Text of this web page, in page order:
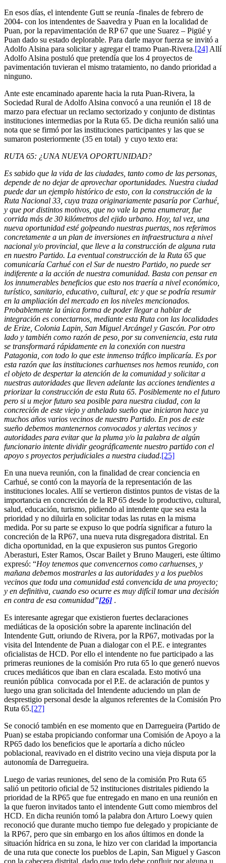
En esos días, el intendente Gutt se reunía -finales de febrero de
2004- con los intendentes de Saavedra y Puan en la localidad de
Puan, por la repavimentación de RP 67 que une Suarez – Pigüé y
Puan dado su estado deplorable. Para darle mayor fuerza se invitó a
Adolfo Alsina para solicitar y agregar el tramo Puan-Rivera.[24] Allí
Adolfo Alsina postuló que pretendía que los 4 proyectos de
pavimentación tuvieran el mismo tratamiento, no dando prioridad a
ninguno.
Ante este encaminado aparente hacia la ruta Puan-Rivera, la
Sociedad Rural de Adolfo Alsina convocó a una reunión el 18 de
marzo para efectuar un reclamo sectorizado y conjunto de distintas
instituciones intermedias por la Ruta 65. De dicha reunión salió una
nota que se firmó por las instituciones participantes y las que se
sumaron posteriormente (35 en total) y cuyo texto era:
RUTA 65: ¿UNA NUEVA OPORTUNIDAD?
Es sabido que la vida de las ciudades, tanto como de las personas,
depende de no dejar de aprovechar oportunidades. Nuestra ciudad
puede dar un ejemplo histórico de esto, con la construcción de la
Ruta Nacional 33, cuya traza originariamente pasaría por Carhué,
y que por distintos motivos, que no vale la pena enumerar, fue
corrida más de 30 kilómetros del ejido urbano. Hoy, tal vez, una
nueva oportunidad esté golpeando nuestras puertas, nos referimos
concretamente a un plan de inversiones en infraestructura a nivel
nacional y/o provincial, que lleve a la construcción de alguna ruta
en nuestro Partido. La eventual construcción de la Ruta 65 que
comunicaría Carhué con el Sur de nuestro Partido, no puede ser
indiferente a la acción de nuestra comunidad. Basta con pensar en
los innumerables beneficios que esto nos traería a nivel económico,
turístico, sanitario, educativo, cultural, etc y que se podría resumir
en la ampliación del mercado en los niveles mencionados.
Probablemente la única forma de poder llegar a hablar de
integración es conectarnos, mediante esta Ruta con las localidades
de Erize, Colonia Lapin, San Miguel Arcángel y Gascón. Por otro
lado y también como razón de peso, por su conveniencia, esta ruta
se transformará rápidamente en la conexión con nuestra
Patagonia, con todo lo que este inmenso tráfico implicaría. Es por
esta razón que las instituciones carhuenses nos hemos reunido, con
el objeto de despertar la atención de la comunidad y solicitar a
nuestras autoridades que lleven adelante las acciones tendientes a
priorizar la construcción de esta Ruta 65. Posiblemente no el futuro
pero si u mejor futuro sea posible para nuestra ciudad, con la
concreción de este viejo y anhelado sueño que iniciaron hace ya
muchos años varios vecinos de nuestro Partido. En pos de este
sueño debemos mantenernos convocados y alertas vecinos y
autoridades para evitar que la pluma y/o la palabra de algún
funcionario intente dividir geográficamente nuestro partido con el
apoyo s proyectos perjudiciales a nuestra ciudad.[25]
En una nueva reunión, con la finalidad de crear conciencia en
Carhué, se contó con la mayoría de la representación de las
instituciones locales. Allí se vertieron distintos puntos de vistas de la
importancia en concreción de la RP 65 desde lo productivo, cultural,
salud, educación, turismo, pidiendo al intendente que sea esta la
prioridad y no diluirla en solicitar todas las rutas en la misma
medida. Por su parte se expuso lo que podría significar a futuro la
concreción de la RP67, una nueva ruta disgregadora distrital. En
dicha oportunidad, en la que expusieron sus puntos Gregorio
Aberasturi, Ester Ramos, Oscar Bailet y Bruno Maugeri, este último
expresó: “Hoy tenemos que convencernos como carhuenses, y
mañana debemos mostrarles a las autoridades y a los pueblos
vecinos que toda una comunidad está convencida de una proyecto;
y en definitiva, cuando eso ocurre es muy difícil tomar una decisión
en contra de esa comunidad”[26] .
Es interesante agregar que existieron fuertes declaraciones
mediáticas de la oposición sobre la aparente inclinación del
Intendente Gutt, oriundo de Rivera, por la RP67, motivadas por la
visita del Intendente de Puan a dialogar con el P.E. e integrantes
oficialistas de HCD. Por ello el intendente no fue participado a las
primeras reuniones de la comisión Pro ruta 65 lo que generó nuevos
cruces mediáticos que iban en clara escalada. Esto motivó una
reunión pública convocada por el P.E. de aclaración de puntos y
luego una gran solicitada del Intendente aduciendo un plan de
desprestigio personal desde la algunos referentes de la Comisión Pro
Ruta 65.[27]
Se conoció también en ese momento que en Darregueira (Partido de
Puan) se estaba propiciando conformar una Comisión de Apoyo a la
RP65 dado los beneficios que le aportaría a dicho núcleo
poblacional, reavivado en el distrito vecino una vieja disputa por la
autonomía de Darregueira.
Luego de varias reuniones, del seno de la comisión Pro Ruta 65
salió un petitorio oficial de 52 instituciones distritales pidiendo la
prioridad de la RP65 que fue entregado en mano en una reunión en
la que fueron invitados tanto el intendente Gutt como miembros del
HCD. En dicha reunión tomó la palabra don Arturo Loewy quien
reconoció que durante mucho tiempo fue delegado y propiciante de
la RP67, pero que sin embargo en los años últimos en donde la
situación hídrica en su zona, le hizo ver con claridad la importancia
de una ruta que conecte los pueblos de Lapin, San Miguel y Gascon
con la cabecera distrital, dado que todo debe confluir por alguna u